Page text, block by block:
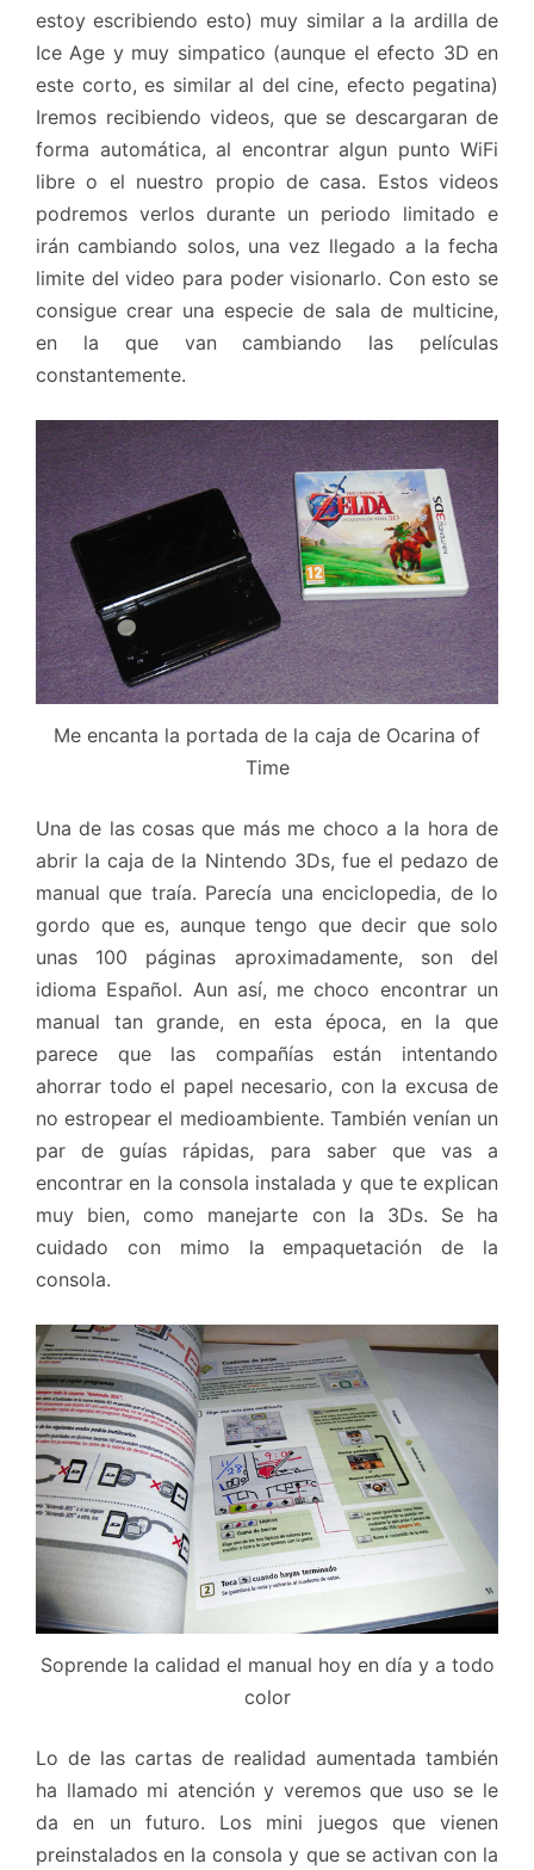
estoy escribiendo esto) muy similar a la ardilla de
Ice Age y muy simpatico (aunque el efecto 3D en
este corto, es similar al del cine, efecto pegatina)
Iremos recibiendo videos, que se descargaran de
forma automática, al encontrar algun punto WiFi
libre o el nuestro propio de casa. Estos videos
podremos verlos durante un periodo limitado e
irán cambiando solos, una vez llegado a la fecha
limite del video para poder visionarlo. Con esto se
consigue crear una especie de sala de multicine,
en la que van cambiando las películas
constantemente.
Me encanta la portada de la caja de Ocarina of
Time
Una de las cosas que más me choco a la hora de
abrir la caja de la Nintendo 3Ds, fue el pedazo de
manual que traía. Parecía una enciclopedia, de lo
gordo que es, aunque tengo que decir que solo
unas 100 páginas aproximadamente, son del
idioma Español. Aun así, me choco encontrar un
manual tan grande, en esta época, en la que
parece que las compañías están intentando
ahorrar todo el papel necesario, con la excusa de
no estropear el medioambiente. También venían un
par de guías rápidas, para saber que vas a
encontrar en la consola instalada y que te explican
muy bien, como manejarte con la 3Ds. Se ha
cuidado con mimo la empaquetación de la
consola.
Soprende la calidad el manual hoy en día y a todo
color
Lo de las cartas de realidad aumentada también
ha llamado mi atención y veremos que uso se le
da en un futuro. Los mini juegos que vienen
preinstalados en la consola y que se activan con la